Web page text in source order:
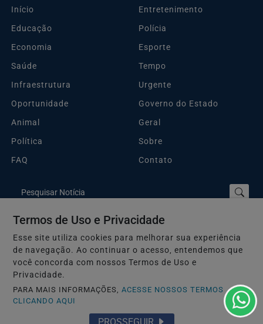
Início
Entretenimento
Educação
Polícia
Economia
Esporte
Saúde
Tempo
Infraestrutura
Urgente
Oportunidade
Governo do Estado
Animal
Geral
Política
Sobre
FAQ
Contato
Pesquisar Notícia
Plantão Guarujá e Região © 2026 - Todos os direitos reservados.
Termos de Uso e Privacidade
Termos de Uso e Privacidade
Esse site utiliza cookies para melhorar sua experiência
de navegação. Ao continuar o acesso, entendemos que
você concorda com nossos Termos de Uso e
Privacidade.
PARA MAIS INFORMAÇÕES,ACESSE NOSSOS TERMOS
CLICANDO AQUI